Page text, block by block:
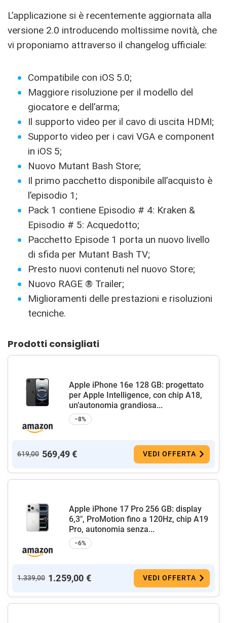
L’applicazione si è recentemente aggiornata alla
versione 2.0 introducendo moltissime novità, che
vi proponiamo attraverso il changelog ufficiale:
Compatibile con iOS 5.0;
Maggiore risoluzione per il modello del
giocatore e dell’arma;
Il supporto video per il cavo di uscita HDMI;
Supporto video per i cavi VGA e component
in iOS 5;
Nuovo Mutant Bash Store;
Il primo pacchetto disponibile all’acquisto è
l’episodio 1;
Pack 1 contiene Episodio # 4: Kraken &
Episodio # 5: Acquedotto;
Pacchetto Episode 1 porta un nuovo livello
di sfida per Mutant Bash TV;
Presto nuovi contenuti nel nuovo Store;
Nuovo RAGE ® Trailer;
Miglioramenti delle prestazioni e risoluzioni
tecniche.
Prodotti consigliati
Apple iPhone 16e 128 GB: progettato
per Apple Intelligence, con chip A18,
un’autonomia grandiosa...
−8%
619,00 569,49 € VEDI OFFERTA
Apple iPhone 17 Pro 256 GB: display
6,3", ProMotion fino a 120Hz, chip A19
Pro, autonomia senza...
−6%
1.339,00 1.259,00 € VEDI OFFERTA